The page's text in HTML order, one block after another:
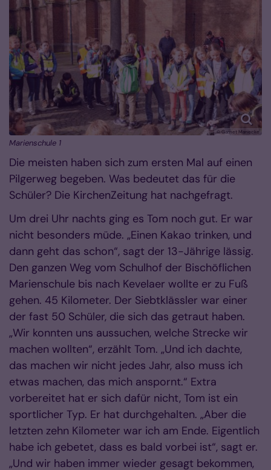
© Garnet Manecke
Marienschule 1
Die meisten haben sich zum ersten Mal auf einen
Pilgerweg begeben. Was bedeutet das für die
Schüler? Die KirchenZeitung hat nachgefragt.
Um drei Uhr nachts ging es Tom noch gut. Er war
nicht besonders müde. „Einen Kakao trinken, und
dann geht das schon“, sagt der 13-Jährige lässig.
Den ganzen Weg vom Schulhof der Bischöflichen
Marienschule bis nach Kevelaer wollte er zu Fuß
gehen. 45 Kilometer. Der Siebtklässler war einer
der fast 50 Schüler, die sich das getraut haben.
„Wir konnten uns aussuchen, welche Strecke wir
machen wollten“, erzählt Tom. „Und ich dachte,
das machen wir nicht jedes Jahr, also muss ich
etwas machen, das mich anspornt.“ Extra
vorbereitet hat er sich dafür nicht, Tom ist ein
sportlicher Typ. Er hat durchgehalten. „Aber die
letzten zehn Kilometer war ich am Ende. Eigentlich
habe ich gebetet, dass es bald vorbei ist“, sagt er.
„Und wir haben immer wieder gesagt bekommen,